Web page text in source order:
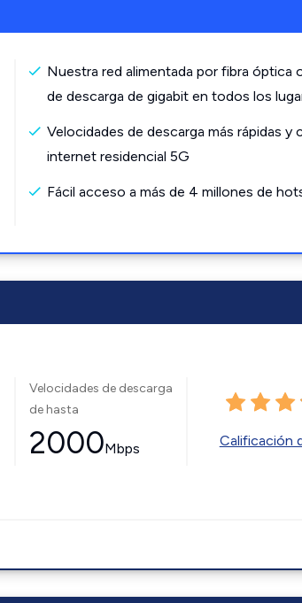
Nuestra red alimentada por fibra óptica
de descarga de gigabit en todos los
Velocidades de descarga más rápidas y
internet residencial 5G
Fácil acceso a más de 4 millones de
Velocidades de descarga
de hasta
2000Mbps Calificación